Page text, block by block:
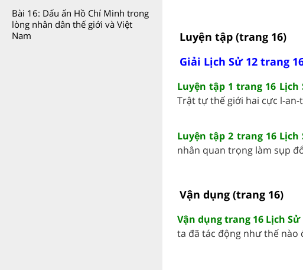
Bài 16: Dấu ấn Hồ Chí Minh trong
lòng nhân dân thế giới và Việt
Nam
Luyện tập (trang 16)
Giải Lịch Sử 12 trang
Luyện tập 1 trang 16 Lịch
Trật tự thế giới hai cực l-an-
Luyện tập 2 trang 16 Lịch
nhân quan trọng làm sụp
Vận dụng (trang 16)
Vận dụng trang 16 Lịch Sử
ta đã tác động như thế nào